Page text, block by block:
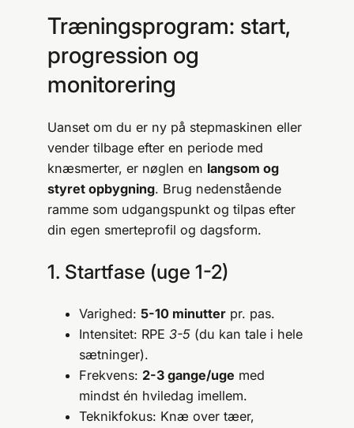
Træningsprogram: start,
progression og
monitorering
Uanset om du er ny på stepmaskinen eller
vender tilbage efter en periode med
knæsmerter, er nøglen en langsom og
styret opbygning. Brug nedenstående
ramme som udgangspunkt og tilpas efter
din egen smerteprofil og dagsform.
1. Startfase (uge 1-2)
Varighed: 5-10 minutter pr. pas.
Intensitet: RPE 3-5 (du kan tale i hele
sætninger).
Frekvens: 2-3 gange/uge med
mindst én hviledag imellem.
Teknikfokus: Knæ over tæer,